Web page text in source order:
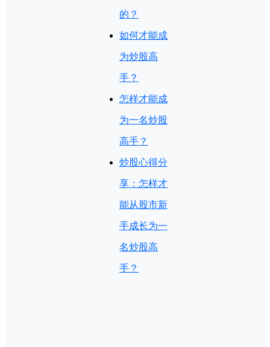
的？
如何才能成
为炒股高
手？
怎样才能成
为一名炒股
高手？
炒股心得分
享：怎样才
能从股市新
手成长为一
名炒股高
手？